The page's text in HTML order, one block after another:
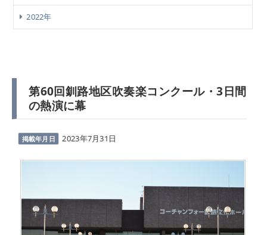
2022年
第60回釧路地区吹奏楽コンクール・3日間
の熱演に幕
掲載年月日 2023年7月31日